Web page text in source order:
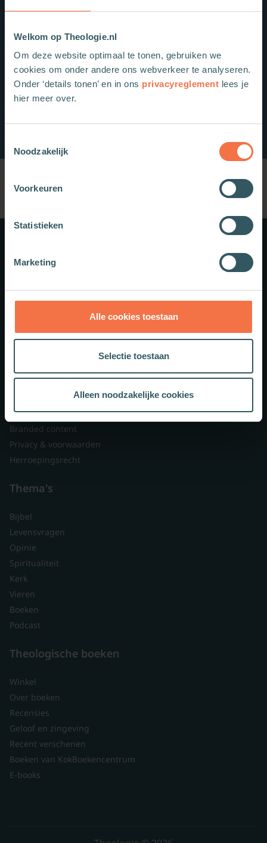
Welkom op Theologie.nl
Om deze website optimaal te tonen, gebruiken we
cookies om onder andere ons webverkeer te analyseren.
Onder ‘details tonen’ en in ons privacyreglement lees je
hier meer over.
Noodzakelijk
Voorkeuren
Statistieken
Marketing
Alle cookies toestaan
Selectie toestaan
Alleen noodzakelijke cookies
Nieuwsbrieven
Veelgestelde vragen
Contact
Branded content
Privacy & voorwaarden
Herroepingsrecht
Thema's
Bijbel
Levensvragen
Opinie
Spiritualiteit
Kerk
Vieren
Boeken
Podcast
Theologische boeken
Winkel
Over boeken
Recensies
Geloof en zingeving
Recent verschenen
Boeken van KokBoekencentrum
E-books